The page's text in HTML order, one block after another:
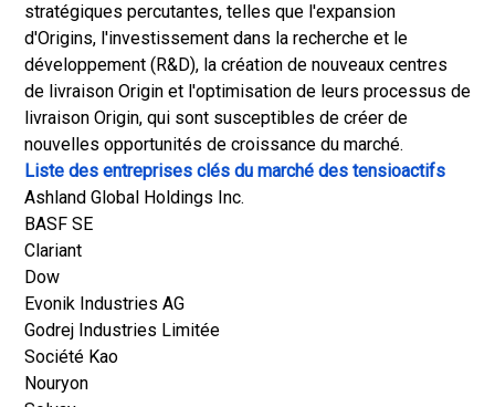
stratégiques percutantes, telles que l'expansion
d'Origins, l'investissement dans la recherche et le
développement (R&D), la création de nouveaux centres
de livraison Origin et l'optimisation de leurs processus de
livraison Origin, qui sont susceptibles de créer de
nouvelles opportunités de croissance du marché.
Liste des entreprises clés du marché des tensioactifs
Ashland Global Holdings Inc.
BASF SE
Clariant
Dow
Evonik Industries AG
Godrej Industries Limitée
Société Kao
Nouryon